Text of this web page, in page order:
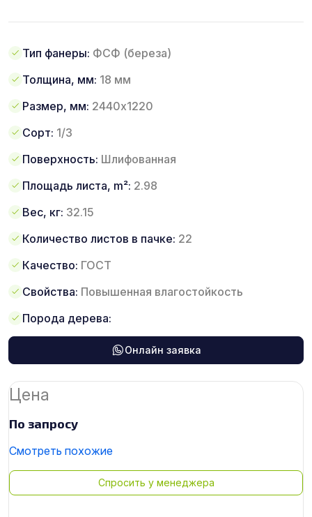
Тип фанеры: ФСФ (береза)
Толщина, мм: 18 мм
Размер, мм: 2440х1220
Сорт: 1/3
Поверхность: Шлифованная
Площадь листа, m²: 2.98
Вес, кг: 32.15
Количество листов в пачке: 22
Качество: ГОСТ
Свойства: Повышенная влагостойкость
Порода дерева:
Онлайн заявка
Цена
По запросу
Смотреть похожие
Спросить у менеджера